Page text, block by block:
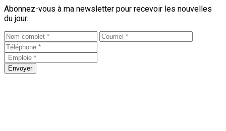
Abonnez-vous à ma newsletter pour recevoir les nouvelles
du jour.
Envoyer